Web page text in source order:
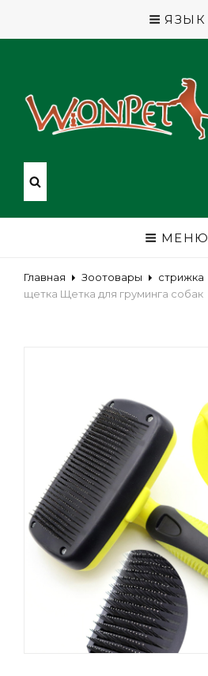
ЯЗЫК
МЕНЮ
Главная Зоотовары стрижка
щетка Щетка для груминга собак